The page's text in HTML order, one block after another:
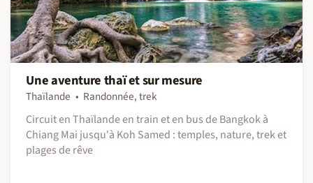
Une aventure thaï et sur mesure
Thaïlande
Randonnée, trek
Circuit en Thaïlande en train et en bus de Bangkok à
Chiang Mai jusqu'à Koh Samed : temples, nature, trek et
plages de rêve